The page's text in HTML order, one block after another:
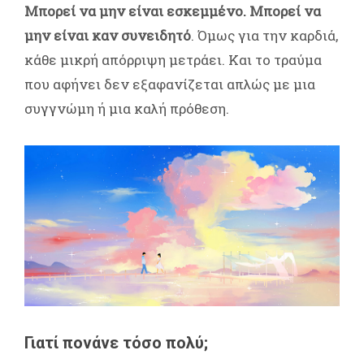
Μπορεί να μην είναι εσκεμμένο. Μπορεί να
μην είναι καν συνειδητό. Όμως για την καρδιά,
κάθε μικρή απόρριψη μετράει. Και το τραύμα
που αφήνει δεν εξαφανίζεται απλώς με μια
συγγνώμη ή μια καλή πρόθεση.
Γιατί πονάνε τόσο πολύ;